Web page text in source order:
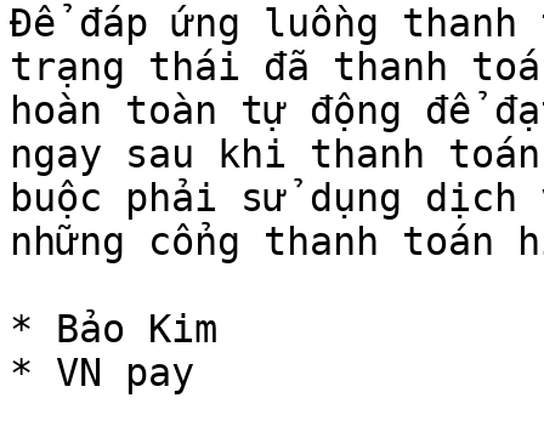
Để đáp ứng luồng
trạng thái đã thanh
hoàn toàn tự động để
ngay sau khi thanh
buộc phải sử dụng
những cổng thanh toán
* Bảo Kim
* VN pay